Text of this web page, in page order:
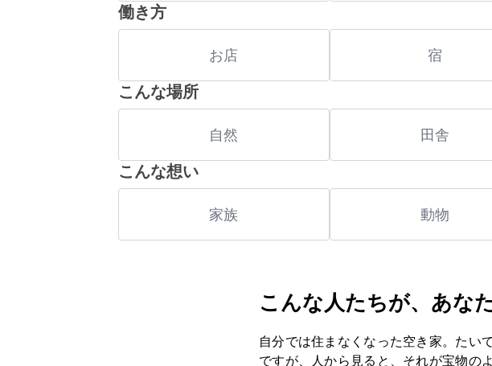
働き方
お店 宿
こんな場所
自然 田舎
こんな想い
家族 動物
こんな人たちが、あな
自分では住まなくなった空き家。たい
ですが、人から見ると、それが宝物の